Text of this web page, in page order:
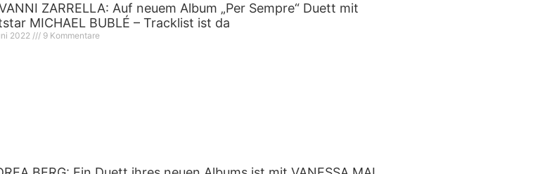
ZARRELLA: Auf neuem Album „Per Sempre“ Duett mit
MICHAEL BUBLÉ – Tracklist ist da
2022 9 Kommentare